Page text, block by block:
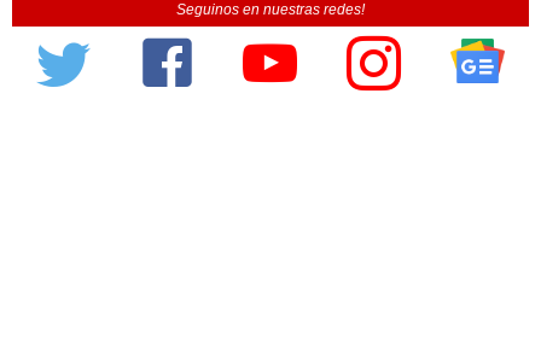
Seguinos en nuestras redes!